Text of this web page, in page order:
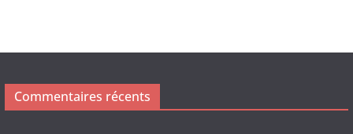
Commentaires récents